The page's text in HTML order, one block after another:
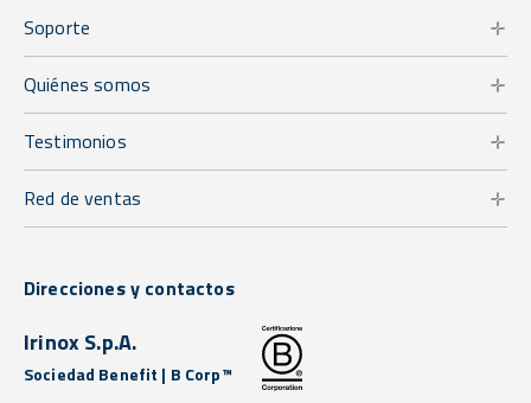
Soporte
Quiénes somos
Testimonios
Red de ventas
Direcciones y contactos
Irinox S.p.A.
Sociedad Benefit | B Corp™